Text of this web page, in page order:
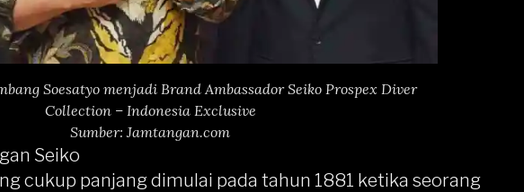
Soesatyo menjadi Brand Ambassador Seiko Prospex Diver
Collection – Indonesia Exclusive
Sumber: Jamtangan.com
Seiko
cukup panjang dimulai pada tahun 1881 ketika seorang